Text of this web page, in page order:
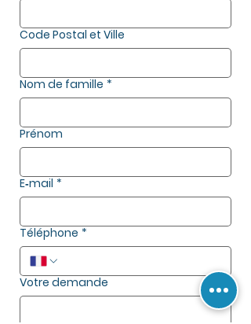
Code Postal et Ville
Nom de famille *
Prénom
E‑mail *
Téléphone *
Votre demande